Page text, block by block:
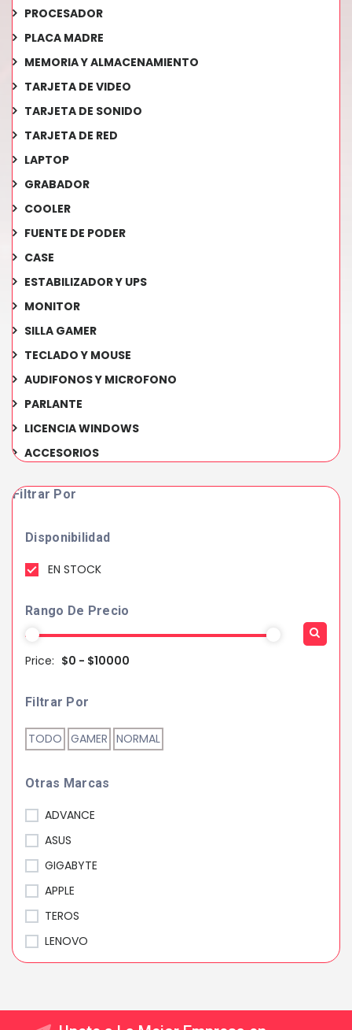
PROCESADOR
PLACA MADRE
MEMORIA Y ALMACENAMIENTO
TARJETA DE VIDEO
TARJETA DE SONIDO
TARJETA DE RED
LAPTOP
GRABADOR
COOLER
FUENTE DE PODER
CASE
ESTABILIZADOR Y UPS
MONITOR
SILLA GAMER
TECLADO Y MOUSE
AUDIFONOS Y MICROFONO
PARLANTE
LICENCIA WINDOWS
ACCESORIOS
Filtrar Por
Disponibilidad
EN STOCK
Rango De Precio
Price: $0 - $10000
Filtrar Por
TODO GAMER NORMAL
Otras Marcas
ADVANCE
ASUS
GIGABYTE
APPLE
TEROS
LENOVO